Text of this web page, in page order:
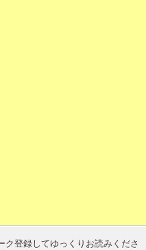
ク登録してゆっくりお読みくださ